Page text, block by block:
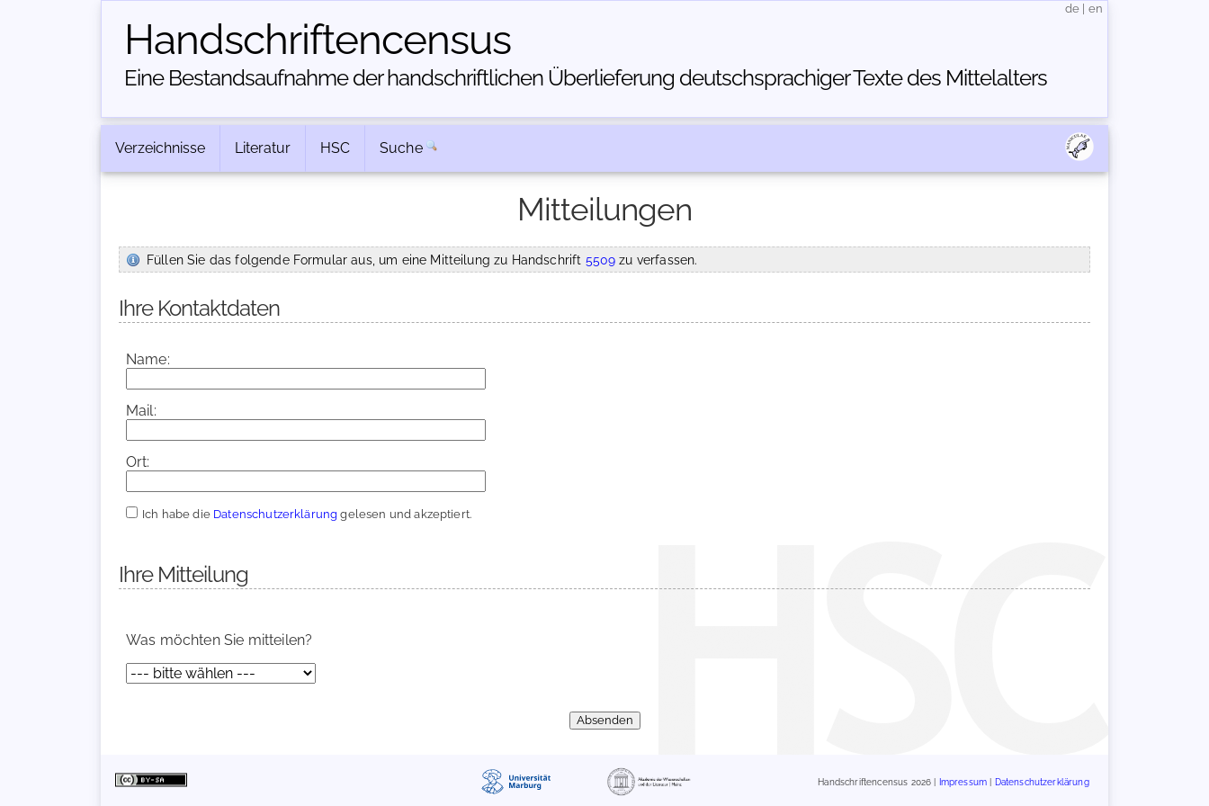
Handschriften­census
Eine Bestandsaufnahme der handschriftlichen Über­lieferung deutschsprachiger Texte des Mittelalters
de en
Verzeichnisse Literatur HSC Suche
Mitteilungen
Füllen Sie das folgende Formular aus, um eine Mitteilung zu Handschrift 5509 zu verfassen.
Ihre Kontaktdaten
Name:
Mail:
Ort:
Ich habe die Datenschutzerklärung gelesen und akzeptiert.
Ihre Mitteilung
Was möchten Sie mitteilen?
Handschriftencensus 2026 | Impressum Datenschutzerklärung